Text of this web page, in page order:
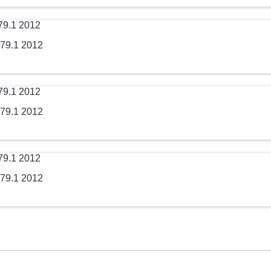
2012
2012
2012